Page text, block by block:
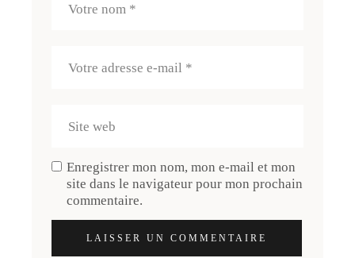
Enregistrer mon nom, mon e-mail et mon
site dans le navigateur pour mon prochain
commentaire.
LAISSER UN COMMENTAIRE